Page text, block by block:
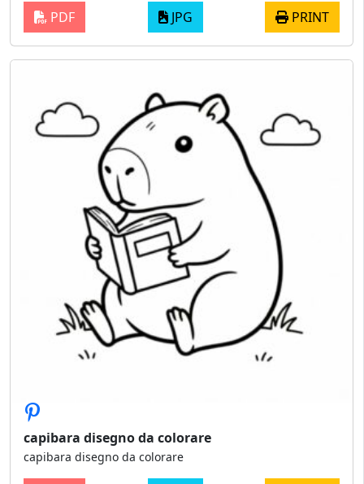
PDF JPG PRINT
capibara disegno da colorare
capibara disegno da colorare